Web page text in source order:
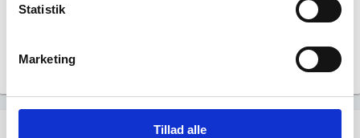
Statistik
Marketing
Tillad alle
Virksomhedshistorik